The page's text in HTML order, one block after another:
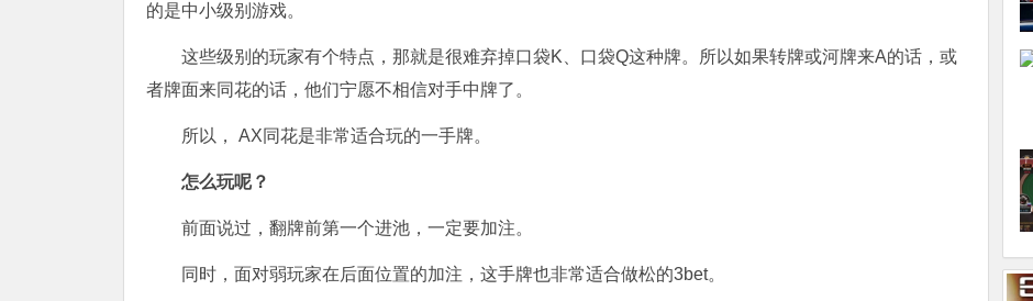
的是中小级别游戏。
这些级别的玩家有个特点，那就是很难弃掉口袋K、口袋Q这种牌。所以如果转牌或河牌来A的话，或
者牌面来同花的话，他们宁愿不相信对手中牌了。
所以， AX同花是非常适合玩的一手牌。
怎么玩呢？
前面说过，翻牌前第一个进池，一定要加注。
同时，面对弱玩家在后面位置的加注，这手牌也非常适合做松的3bet。